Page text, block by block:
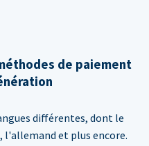
de paiement
différentes, dont le
et plus encore.